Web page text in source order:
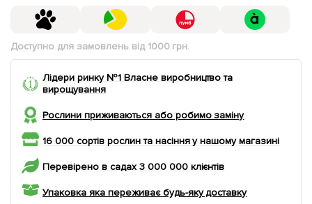
Доступно для замовлень від 1000 грн.
Лідери ринку №1 Власне виробництво та
вирощування
Рослини приживаються або робимо заміну
16 000 сортів рослин та насіння у нашому магазині
Перевірено в садах 3 000 000 клієнтів
Упаковка яка переживає будь-яку доставку